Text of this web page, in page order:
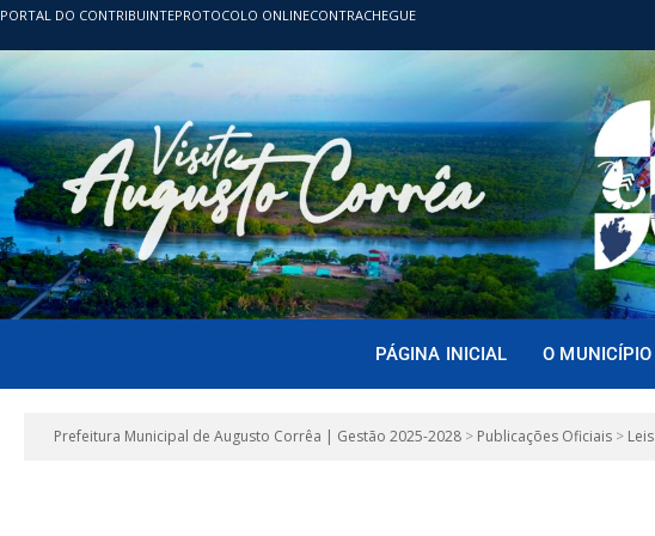
PORTAL DO CONTRIBUINTEPROTOCOLO ONLINECONTRACHEGUE
PÁGINA INICIAL O MUNICÍPIO
Prefeitura Municipal de Augusto Corrêa | Gestão 2025-2028 > Publicações Oficiais > Leis